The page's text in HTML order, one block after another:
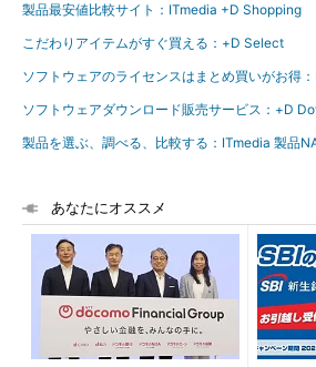
製品最安値比較サイト：ITmedia +D Shopping
こだわりアイテムがすぐ買える：+D Select
ソフトウェアのライセンスはまとめ買いがお得
ソフトウェアダウンロード販売サービス：+D
製品を選ぶ、調べる、比較する：ITmedia 製品
あなたにオススメ